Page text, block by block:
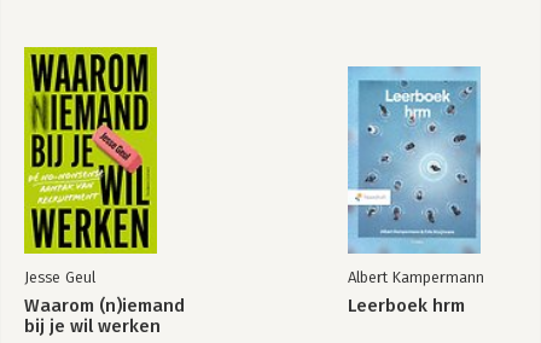
Het
Agressieparadijs
Jij moet je bek
houden!
Bekijk alle boeken
Literatuur 286
Jesse Geul
Waarom (n)iemand
bij je wil werken
Albert Kampermann
Leerboek hrm